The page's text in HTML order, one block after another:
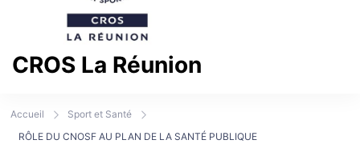
CROS La Réunion
Accueil
Sport et Santé
RÔLE DU CNOSF AU PLAN DE LA SANTÉ PUBLIQUE